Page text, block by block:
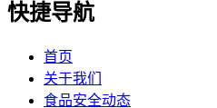
快捷导航
首页
关于我们
食品安全动态